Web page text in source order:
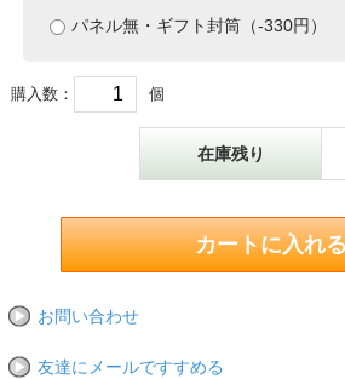
パネル無・ギフト封筒（-330円）
購入数： 個
在庫残り
お問い合わせ
友達にメールですすめる